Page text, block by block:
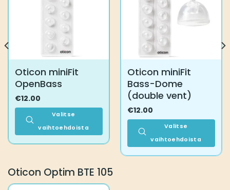
Oticon miniFit
OpenBass
€12.00
Valitse
vaihtoehdoista
useampi
muunnelma.
Oticon miniFit
Bass-Dome
(double vent)
€12.00
Valitse
vaihtoehdoista
Oticon Optim BTE 105